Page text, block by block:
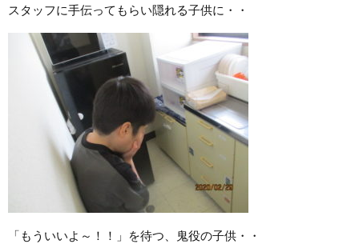
スタッフに手伝ってもらい隠れる子供に・・
「もういいよ～！！」を待つ、鬼役の子供・・